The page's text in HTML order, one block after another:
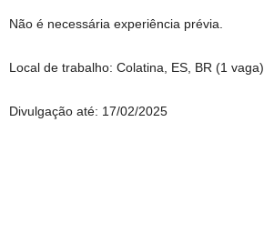
Não é necessária experiência prévia.
Local de trabalho: Colatina, ES, BR (1 vaga)
Divulgação até: 17/02/2025